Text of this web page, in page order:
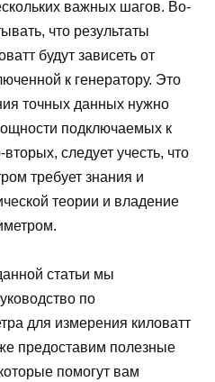
важных шагов. Во-
что результаты
будут зависеть от
к генератору. Это
точных данных нужно
подключаемых к
следует учесть, что
требует знания и
теории и владение
статьи мы
по
для измерения киловатт
предоставим полезные
помогут вам